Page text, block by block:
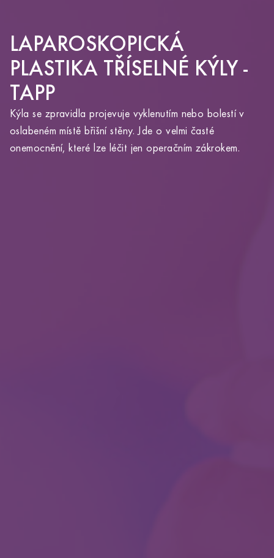
YOU ARE ABOUT TO LEAVE THE
ALTOA.CZ WEBSITE AND VISIT
ALTOAMEDICALTOURISM.COM.
LAPAROSKOPICKÁ
PLASTIKA TŘÍSELNÉ KÝLY -
TAPP
Kýla se zpravidla projevuje vyklenutím nebo bolestí v
oslabeném místě břišní stěny. Jde o velmi časté
onemocnění, které lze léčit jen operačním zákrokem.